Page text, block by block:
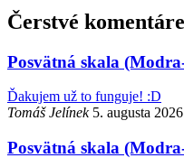
Čerstvé komentáre
Posvätná skala
Ďakujem už to funguje! :D
Tomáš Jelínek 5. augusta
Posvätná skala